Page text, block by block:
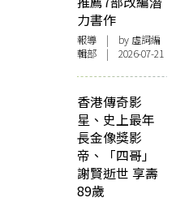
力書作
報導 | by 虛詞編
輯部 | 2026-07-21
香港傳奇影
星、史上最年
長金像獎影
帝、「四哥」
謝賢逝世 享壽
89歲